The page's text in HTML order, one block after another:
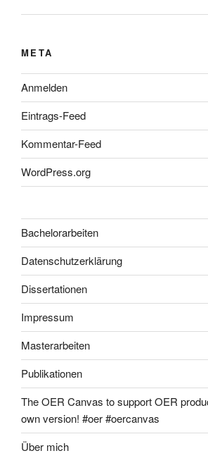
META
Anmelden
Eintrags-Feed
Kommentar-Feed
WordPress.org
Bachelorarbeiten
Datenschutzerklärung
Dissertationen
Impressum
Masterarbeiten
Publikationen
The OER Canvas to support OER
own version! #oer #oercanvas
Über mich